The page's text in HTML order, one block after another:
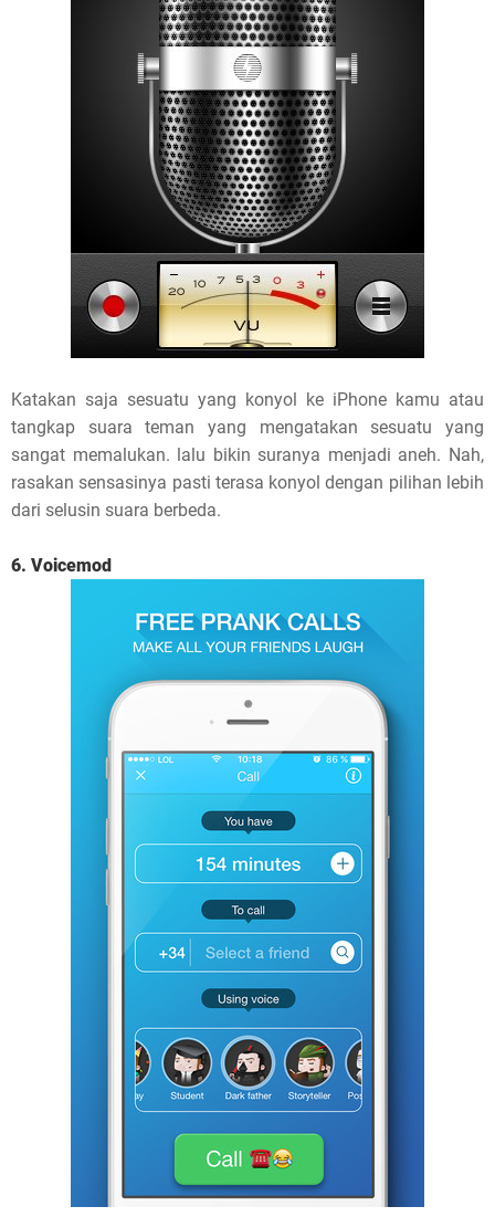
Katakan saja sesuatu yang konyol ke iPhone kamu atau
tangkap suara teman yang mengatakan sesuatu yang
sangat memalukan. lalu bikin suranya menjadi aneh. Nah,
rasakan sensasinya pasti terasa konyol dengan pilihan lebih
dari selusin suara berbeda.
6. Voicemod